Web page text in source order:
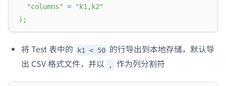
"columns"
=
"k1,k2"
) ;
将 Test 表中的 k1 < 50 的行导出到本地存储，默认导
出 CSV 格式文件，并以
, 作为列分割符